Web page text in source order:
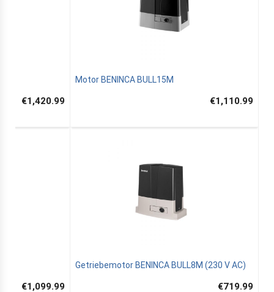
€1,420.99
Motor BENINCA BULL15M
€1,110.99
€1,099.99
Getriebemotor BENINCA BULL8M (230 V AC)
€719.99